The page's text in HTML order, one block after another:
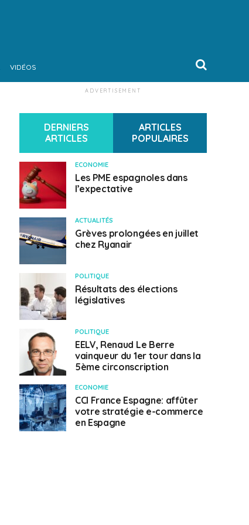
VIDÉOS
ADVERTISEMENT
DERNIERS
ARTICLES
ARTICLES
POPULAIRES
ECONOMIE
Les PME espagnoles dans
l’expectative
ACTUALITÉS
Grèves prolongées en juillet
chez Ryanair
POLITIQUE
Résultats des élections
législatives
POLITIQUE
EELV, Renaud Le Berre
vainqueur du 1er tour dans la
5ème circonscription
ECONOMIE
CCI France Espagne: affûter
votre stratégie e-commerce
en Espagne